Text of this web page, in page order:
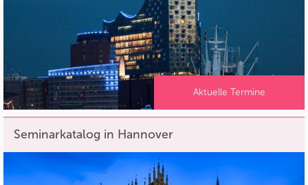
Aktuelle Termine
Seminarkatalog in Hannover